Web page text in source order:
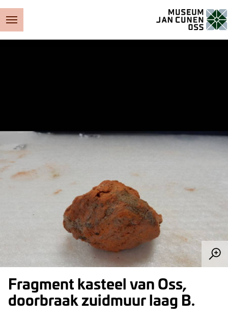
Fragment kasteel van Oss,
doorbraak zuidmuur laag B.